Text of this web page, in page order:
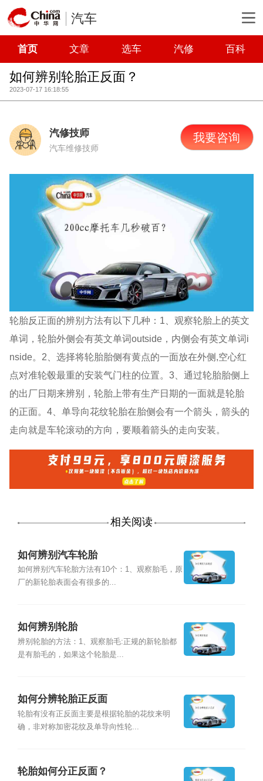
汽车
首页 文章 选车 汽修 百科
如何辨别轮胎正反面？
2023-07-17 16:18:55
汽修技师
汽车维修技师
我要咨询
轮胎反正面的辨别方法有以下几种：1、观察轮胎上的英文
单词，轮胎外侧会有英文单词outside，内侧会有英文单词i
nside。2、选择将轮胎胎侧有黄点的一面放在外侧,空心红
点对准轮毂最重的安装气门柱的位置。3、通过轮胎胎侧上
的出厂日期来辨别，轮胎上带有生产日期的一面就是轮胎
的正面。4、单导向花纹轮胎在胎侧会有一个箭头，箭头的
走向就是车轮滚动的方向，要顺着箭头的走向安装。
相关阅读
如何辨别汽车轮胎
如何辨别汽车轮胎方法有10个：1、观察胎毛，原
厂的新轮胎表面会有很多的...
如何辨别轮胎
辨别轮胎的方法：1、观察胎毛:正规的新轮胎都
是有胎毛的，如果这个轮胎是...
如何分辨轮胎正反面
轮胎有没有正反面主要是根据轮胎的花纹来明
确，非对称加密花纹及单导向性轮...
轮胎如何分正反面？